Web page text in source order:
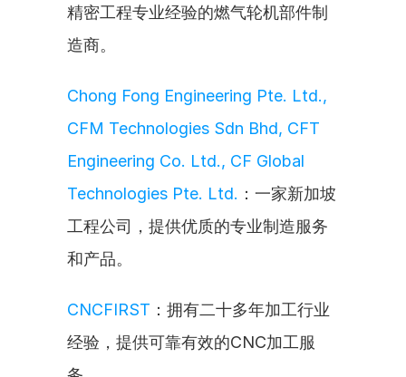
精密工程专业经验的燃气轮机部件制
造商。
Chong Fong Engineering Pte. Ltd.,
CFM Technologies Sdn Bhd, CFT
Engineering Co. Ltd., CF Global
Technologies Pte. Ltd. ：一家新加坡
工程公司，提供优质的专业制造服务
和产品。
CNCFIRST ：拥有二十多年加工行业
经验，提供可靠有效的CNC加工服